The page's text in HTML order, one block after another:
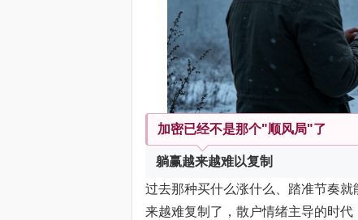
加密已经不是那个"顺风局"了
躺赢越来越难以复制
过去那种买什么涨什么、踏准节奏
来越难复制了，散户情绪主导的时